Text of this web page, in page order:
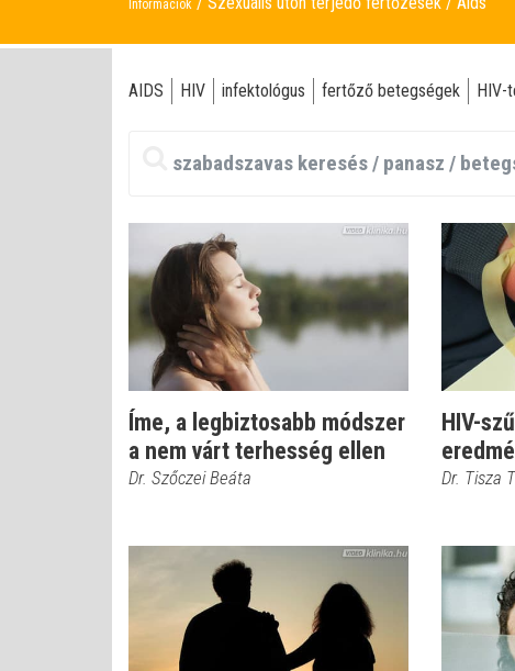
Információk
AIDS HIV infektológus fertőző betegségek HIV-
Íme, a legbiztosabb módszer
a nem várt terhesség ellen
Dr. Szőczei Beáta
HIV-
Dr. Tisza